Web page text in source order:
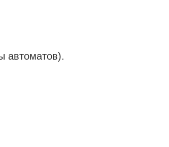
автоматов).